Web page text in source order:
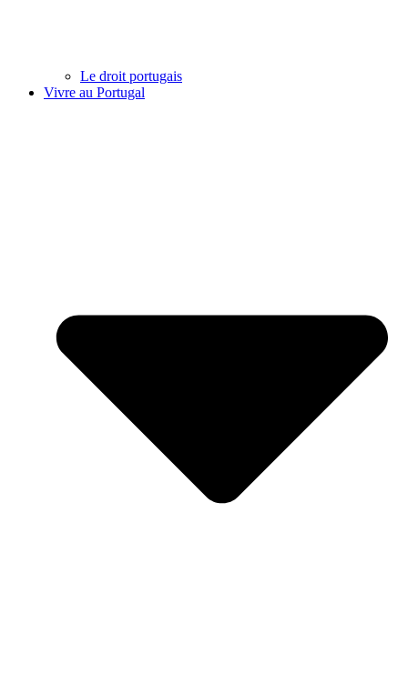
Le droit portugais
Vivre au Portugal